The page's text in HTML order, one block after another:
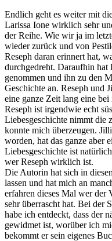
Endlich geht es weiter mit
Larissa Ione wirklich sehr
der Reihe. Wie wir ja im
wieder zurück und von
Reseph daran erinnert hat,
durchgedreht. Daraufhin hat
genommen und ihn zu den
Geschichte an. Reseph und
eine ganze Zeit lang eine
Reseph ist irgendwie echt
Liebesgeschichte nimmt die
konnte mich überzeugen.
worden, hat das ganze aber
Liebesgeschichte ist
wer Reseph wirklich ist.
Die Autorin hat sich in
lassen und hat mich an
erfahren dieses Mal wer der
sehr überrascht hat. Bei der
habe ich entdeckt, dass der
gewidmet ist, worüber ich
bekommt er sein eigenes